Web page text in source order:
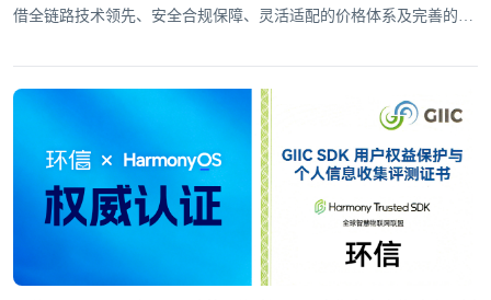
借全链路技术领先、安全合规保障、灵活适配的价格体系及完善的全